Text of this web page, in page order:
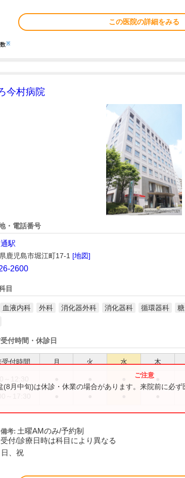
この医院の詳細をみる
※
今村病院
・電話番号
駅
鹿児島市堀江町17-1 [地図]
2600
目
血液内科 外科 消化器外科 消化器科 循環器科
付時間・休診日
受付時間 月 火 水 木
(8月中旬)は休診・休業の場合があります。来院前に必ず
備考: 土曜AMのみ/予約制
受付/診療日時は科目により異なる
日、祝